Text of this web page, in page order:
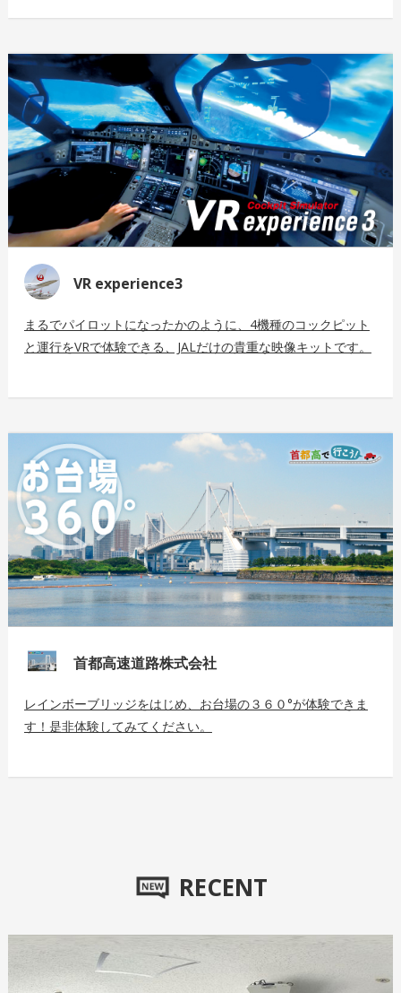
VR experience3
まるでパイロットになったかのように、4機種のコックピット
と運行をVRで体験できる、JALだけの貴重な映像キットです。
首都高速道路株式会社
レインボーブリッジをはじめ、お台場の３６０°が体験できま
す！是非体験してみてください。
RECENT